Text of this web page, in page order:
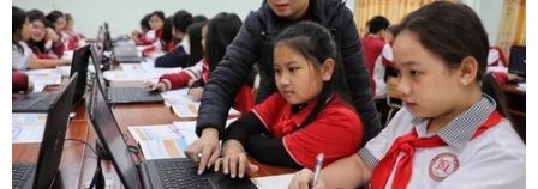
Người di cư được lực lượng chức năng Pháp giải cứu tại eo
biển Manche và đưa về cảng Calais, miền Bắc nước này, ngày
18/10 vừa qua. (Ảnh: AFP/TTXVN)
Số liệu thống kê công bố ngày 22/12 tại Anh cho